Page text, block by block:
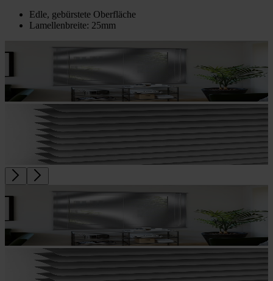
Edle, gebürstete Oberfläche
Lamellenbreite: 25mm